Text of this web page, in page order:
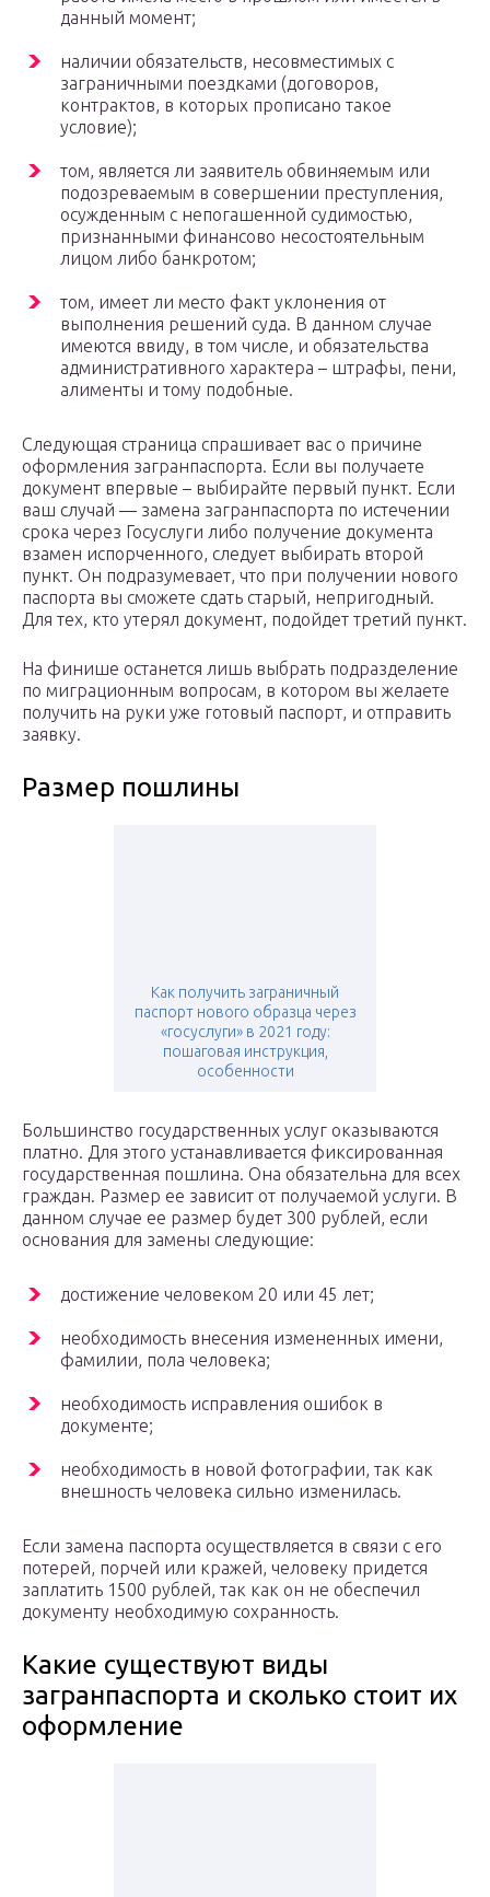
данный момент;
наличии обязательств, несовместимых с
заграничными поездками (договоров,
контрактов, в которых прописано такое
условие);
том, является ли заявитель обвиняемым или
подозреваемым в совершении преступления,
осужденным с непогашенной судимостью,
признанными финансово несостоятельным
лицом либо банкротом;
том, имеет ли место факт уклонения от
выполнения решений суда. В данном случае
имеются ввиду, в том числе, и обязательства
административного характера – штрафы, пени,
алименты и тому подобные.
Следующая страница спрашивает вас о причине
оформления загранпаспорта. Если вы получаете
документ впервые – выбирайте первый пункт. Если
ваш случай — замена загранпаспорта по истечении
срока через Госуслуги либо получение документа
взамен испорченного, следует выбирать второй
пункт. Он подразумевает, что при получении нового
паспорта вы сможете сдать старый, непригодный.
Для тех, кто утерял документ, подойдет третий пункт.
На финише останется лишь выбрать подразделение
по миграционным вопросам, в котором вы желаете
получить на руки уже готовый паспорт, и отправить
заявку.
Размер пошлины
Как получить заграничный
паспорт нового образца через
«госуслуги» в 2021 году:
пошаговая инструкция,
особенности
Большинство государственных услуг оказываются
платно. Для этого устанавливается фиксированная
государственная пошлина. Она обязательна для всех
граждан. Размер ее зависит от получаемой услуги. В
данном случае ее размер будет 300 рублей, если
основания для замены следующие:
достижение человеком 20 или 45 лет;
необходимость внесения измененных имени,
фамилии, пола человека;
необходимость исправления ошибок в
документе;
необходимость в новой фотографии, так как
внешность человека сильно изменилась.
Если замена паспорта осуществляется в связи с его
потерей, порчей или кражей, человеку придется
заплатить 1500 рублей, так как он не обеспечил
документу необходимую сохранность.
Какие существуют виды
загранпаспорта и сколько стоит их
оформление